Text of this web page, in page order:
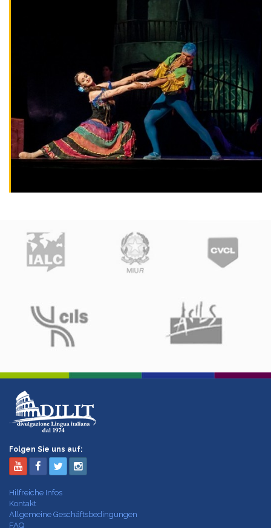
Folgen Sie uns auf:
Hilfreiche Infos
Kontakt
Allgemeine Geschäftsbedingungen
FAQ